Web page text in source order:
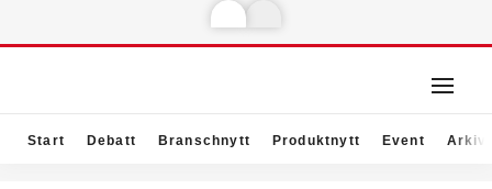
Start Debatt Branschnytt Produktnytt Event Arkiv